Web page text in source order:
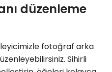
düzenleme
fotoğraf arka
Sihirli